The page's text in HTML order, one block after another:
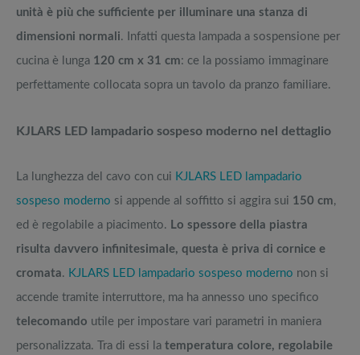
unità è più che sufficiente per illuminare una stanza di
dimensioni normali. Infatti questa lampada a sospensione per
cucina è lunga 120 cm x 31 cm: ce la possiamo immaginare
perfettamente collocata sopra un tavolo da pranzo familiare.
KJLARS LED lampadario sospeso moderno nel dettaglio
La lunghezza del cavo con cui KJLARS LED lampadario
sospeso moderno si appende al soffitto si aggira sui 150 cm,
ed è regolabile a piacimento. Lo spessore della piastra
risulta davvero infinitesimale, questa è priva di cornice e
cromata. KJLARS LED lampadario sospeso moderno non si
accende tramite interruttore, ma ha annesso uno specifico
telecomando utile per impostare vari parametri in maniera
personalizzata. Tra di essi la temperatura colore, regolabile